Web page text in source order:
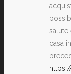
salute
casa